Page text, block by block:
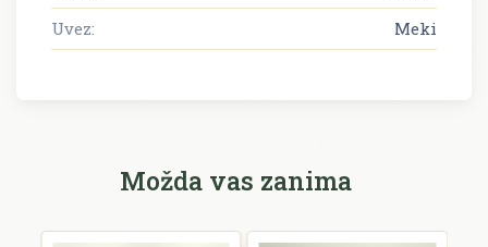
Uvez:
Meki
Možda vas zanima